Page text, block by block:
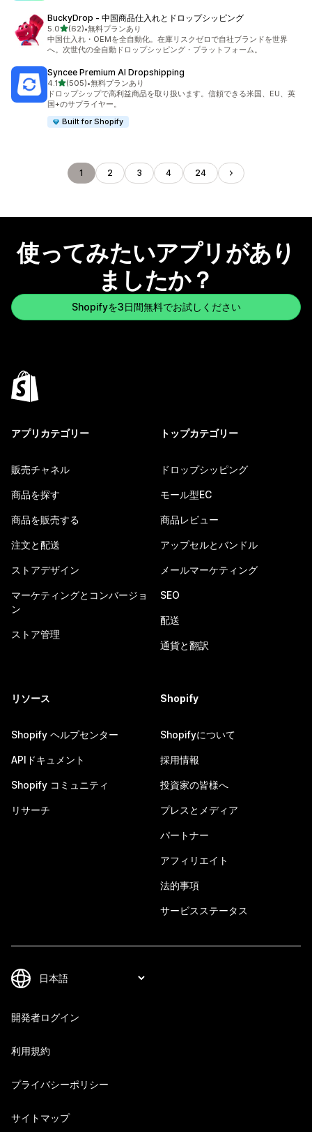
BuckyDrop ‑ 中国商品仕入れとドロップシッピング
5.05つ星中
(62)
合計レビュー数：62件
•無料プランあり
中国仕入れ・OEMを全自動化。在庫リスクゼロで自社ブランドを世界
へ。次世代の全自動ドロップシッピング・プラットフォーム。
Syncee Premium AI Dropshipping
4.15つ星中
(505)
合計レビュー数：505件
•無料プランあり
ドロップシップで高利益商品を取り扱います。信頼できる米国、EU、英
国+のサプライヤー。
Built for Shopify
1 2 3 4 24
使ってみたいアプリがあり
ましたか？
Shopifyを3日間無料でお試しください
アプリカテゴリー
販売チャネル
商品を探す
商品を販売する
注文と配送
ストアデザイン
マーケティングとコンバージョ
ン
ストア管理
トップカテゴリー
ドロップシッピング
モール型EC
商品レビュー
アップセルとバンドル
メールマーケティング
SEO
配送
通貨と翻訳
リソース
Shopify ヘルプセンター
APIドキュメント
Shopify コミュニティ
リサーチ
Shopify
Shopifyについて
採用情報
投資家の皆様へ
プレスとメディア
パートナー
アフィリエイト
法的事項
サービスステータス
開発者ログイン
利用規約
プライバシーポリシー
サイトマップ